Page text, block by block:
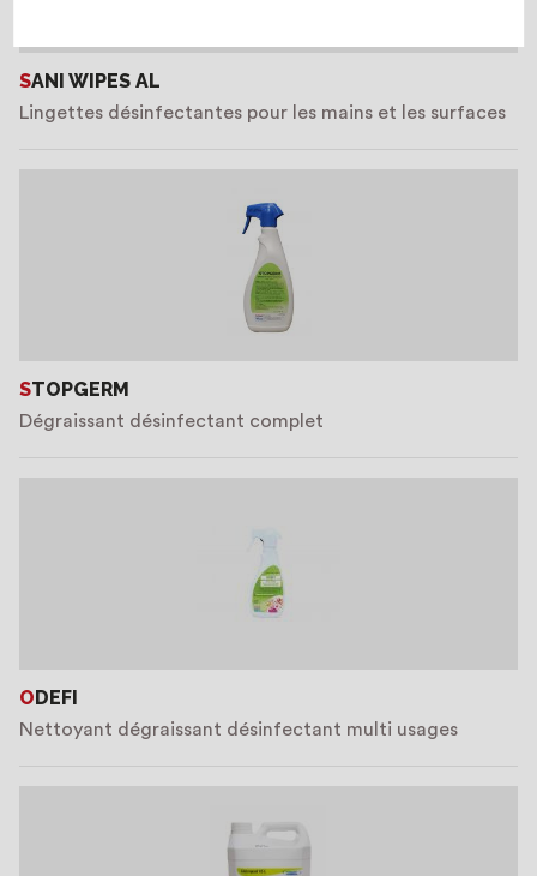
SANI WIPES AL
Lingettes désinfectantes pour les mains et les surfaces
STOPGERM
Dégraissant désinfectant complet
ODEFI
Nettoyant dégraissant désinfectant multi usages